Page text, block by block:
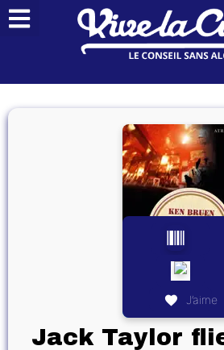
J’aime
Jack Taylor